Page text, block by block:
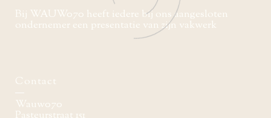
Bij WAUW070 heeft iedere bij ons aangesloten
ondernemer een presentatie van zijn vakwerk
Contact
Wauw070